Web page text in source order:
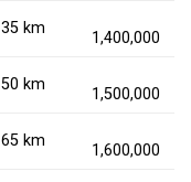
35 km
1,400,000
50 km
1,500,000
65 km
1,600,000